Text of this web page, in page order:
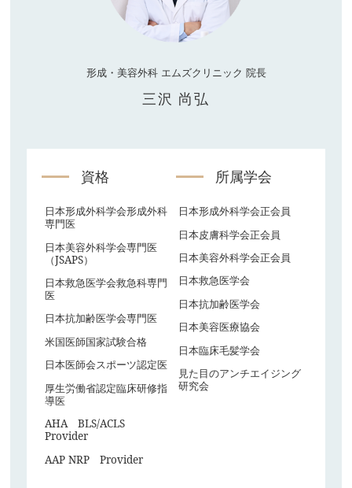
形成・美容外科 エムズクリニック 院長
三沢 尚弘
資格
日本形成外科学会形成外科
専門医
日本美容外科学会専門医
（JSAPS）
日本救急医学会救急科専門
医
日本抗加齢医学会専門医
米国医師国家試験合格
日本医師会スポーツ認定医
厚生労働省認定臨床研修指
導医
AHA BLS/ACLS
Provider
AAP NRP Provider
所属学会
日本形成外科学会正会員
日本皮膚科学会正会員
日本美容外科学会正会員
日本救急医学会
日本抗加齢医学会
日本美容医療協会
日本臨床毛髪学会
見た目のアンチエイジング
研究会